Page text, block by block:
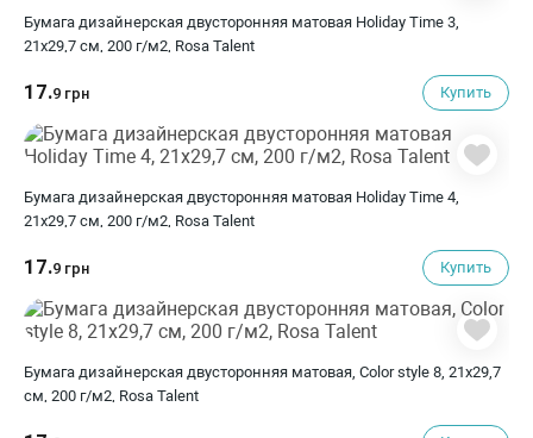
Бумага дизайнерская двусторонняя матовая Holiday Time 3,
21х29,7 см, 200 г/м2, Rosa Talent
17.9 грн Купить
Бумага дизайнерская двусторонняя матовая Holiday Time 4,
21х29,7 см, 200 г/м2, Rosa Talent
17.9 грн Купить
Бумага дизайнерская двусторонняя матовая, Color style 8, 21х29,7
см, 200 г/м2, Rosa Talent